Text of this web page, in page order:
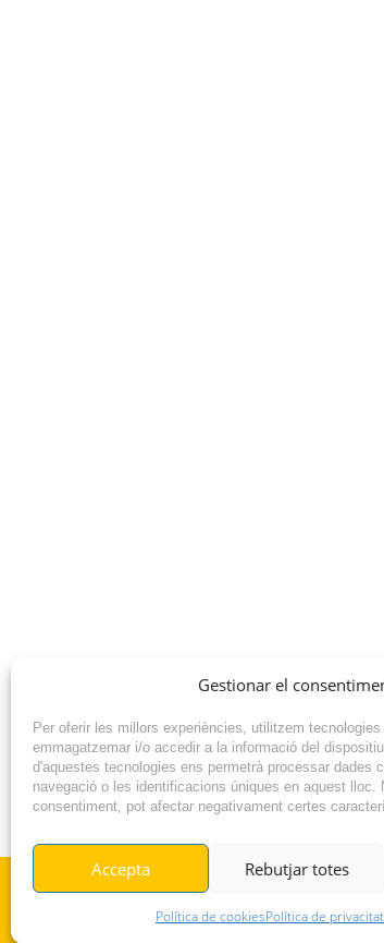
Gestionar el
Per oferir les millors experiències, utilitzem
emmagatzemar i/o accedir a la informació del
d'aquestes tecnologies ens permetrà processar dades
navegació o les identificacions úniques en aquest lloc.
consentiment, pot afectar negativament certes
Accepta Rebutjar totes
Política de cookiesPolítica de privacitat
NOTÍCIA ANTERIOR
© RADIO VILAFANT 2024
|